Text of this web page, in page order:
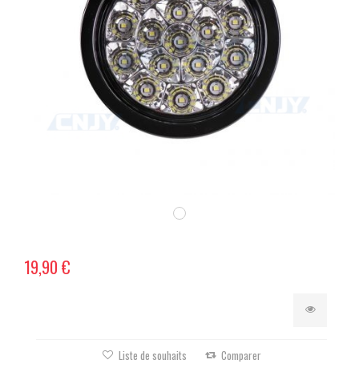
19,90 €
Liste de souhaits Comparer